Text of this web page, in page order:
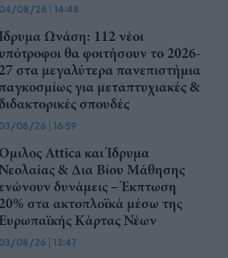
04/08/26 | 14:48
Ίδρυμα Ωνάση: 112 νέοι
θα φοιτήσουν το 2026-
27 στα μεγαλύτερα πανεπιστήμια
για μεταπτυχιακές &
σπουδές
03/08/26 | 16:59
Attica και Ίδρυμα
& Δια Βίου Μάθησης
ενώνουν δυνάμεις – Έκπτωση
20% στα ακτοπλοϊκά μέσω της
Ευρωπαϊκής Κάρτας Νέων
03/08/26 | 13:47